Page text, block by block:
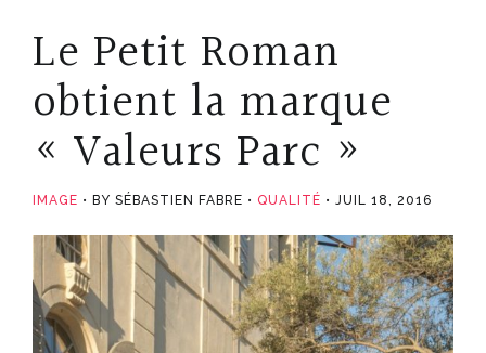
Le Petit Roman
obtient la marque
« Valeurs Parc »
IMAGE BY SÉBASTIEN FABRE QUALITÉ JUIL 18, 2016